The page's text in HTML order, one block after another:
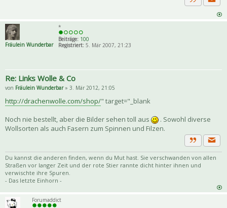
Zitat
Fräulein Wunderbar
*
Beiträge: 100
Registriert: 5. Mär 2007, 21:23
Re: Links Wolle & Co
von Fräulein Wunderbar» 3. Mär 2012, 21:05
http://drachenwolle.com/shop/" target="_blank
Noch nie bestellt, aber die Bilder sehen toll aus
. Sowohl diverse
Wollsorten als auch Fasern zum Spinnen und Filzen.
Zitat
Du kannst die anderen finden, wenn du Mut hast. Sie verschwanden von allen
Straßen vor langer Zeit und der rote Stier rannte dicht hinter ihnen und
verwischte ihre Spuren.
- Das letzte Einhorn -
Forumaddict